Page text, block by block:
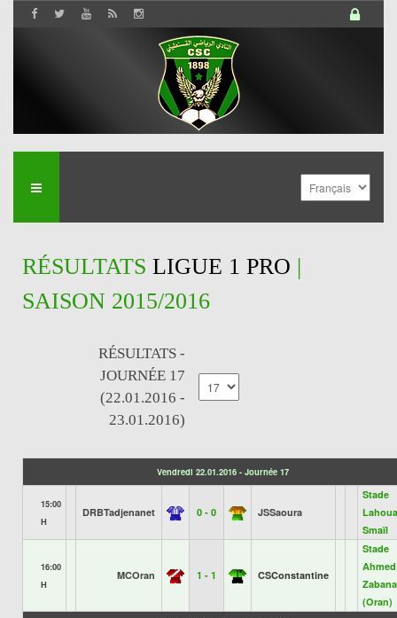
RÉSULTATS LIGUE 1 PRO |
SAISON 2015/2016
RÉSULTATS -
JOURNÉE 17
(22.01.2016 -
23.01.2016)
Vendredi 22.01.2016 - Journée 17
15:00
H
DRBTadjenanet 0 - 0 JSSaoura
Stade
Lahoua
Smaïl
16:00
H
MCOran 1 - 1 CSConstantine
Stade
Ahmed
Zabana
(Oran)